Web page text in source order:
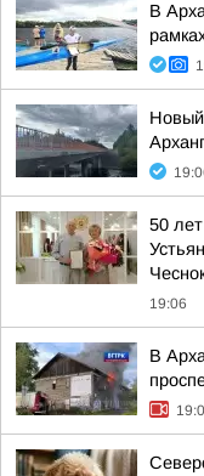
В
Новый
50
19:06
В